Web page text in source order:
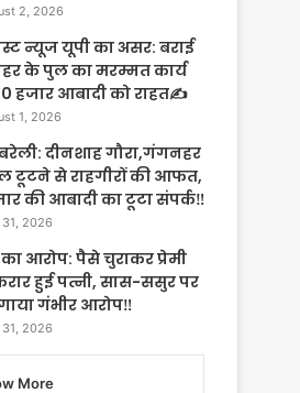
2, 2026
न्यूज यूपी का असर: बराई
के पुल का मरम्मत कार्य
हजार आबादी को राहत✍️
1, 2026
दीनशाह गौरा,गंगनहर
टूटने से राहगीरों की आफत,
की आबादी का टूटा संपर्क‼️
2026
का आरोप: पैसे चुराकर प्रेमी
हुई पत्नी, सास-ससुर पर
गंभीर आरोप‼️
2026
More